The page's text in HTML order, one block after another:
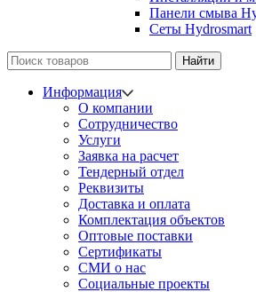
Панели смыва
Сеты Hydrosmart
Найти
Информация
О компании
Сотрудничество
Услуги
Заявка на расчет
Тендерный отдел
Реквизиты
Доставка и оплата
Комплектация объектов
Оптовые поставки
Сертификаты
СМИ о нас
Социальные проекты